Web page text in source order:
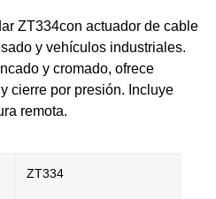
ZT334con actuador de cable​​
y vehículos industriales​​.
y cromado​​, ofrece
cierre por presión. Incluye
remota.
ZT334